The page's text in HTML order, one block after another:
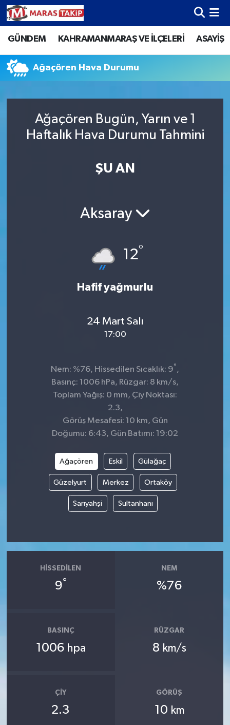
GÜNDEM KAHRAMANMARAŞ VE İLÇELERİ ASAYİŞ
Ağaçören Hava Durumu
Ağaçören Bugün, Yarın ve 1
Haftalık Hava Durumu Tahmini
ŞU AN
Aksaray
12°
Hafif yağmurlu
24 Mart Salı
17:00
Nem: %76, Hissedilen Sıcaklık: 9° ,
Basınç: 1006 hPa, Rüzgar: 8 km/s,
Toplam Yağış: 0 mm, Çiy Noktası:
2.3,
Görüş Mesafesi: 10 km, Gün
Doğumu: 6:43, Gün Batımı: 19:02
Ağaçören Eskil Gülağaç
Güzelyurt Merkez Ortaköy
Sarıyahşi Sultanhanı
HISSEDILEN
9°
NEM
%76
BASINÇ
1006 hpa
RÜZGAR
8 km/s
ÇIY
2.3
GÖRÜŞ
10 km
Kahramanmaraş Nöbetçi Eczaneler
Kahramanmaraş Hava Durumu
Kahramanmaraş Trafik Yoğunluk Haritası